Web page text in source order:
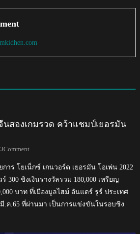
สองเกมรวด คว้าแชมป์เยอรมัน
ร โยเน็กซ์ เกนวอร์ด เยอรมัน โอเพ่น 2022
300 ชิงเงินรางวัลรวม 180,000 เหรียญ
บาท ที่เมืองมูลไฮม์ อันแดร์ รูร์ ประเทศ
มี.ค.65 ที่ผ่านมา เป็นการแข่งขันในรอบชิง